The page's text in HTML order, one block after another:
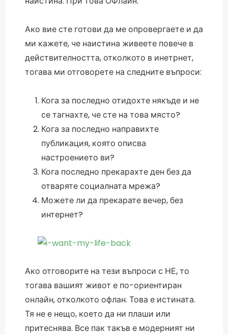
Ако вие сте готови да ме опровергаете и да
ми кажете, че наистина живеете повече в
действителността, отколкото в инетрнет,
тогава ми отговорете на следните въпроси:
Кога за последно отидохте някъде и не
се тагнахте, че сте на това място?
Кога за последно направихте
публикация, която описва
настроението ви?
Кога последно прекарахте ден без да
отваряте социалната мрежа?
Можете ли да прекарате вечер, без
интернет?
Ако отговорите на тези въпроси с НЕ, то
тогава вашият живот е по-ориентиран
онлайн, отколкото офлан. Това е истината.
Тя не е нещо, което да ни плаши или
притеснява. Все пак такъв е модерният ни